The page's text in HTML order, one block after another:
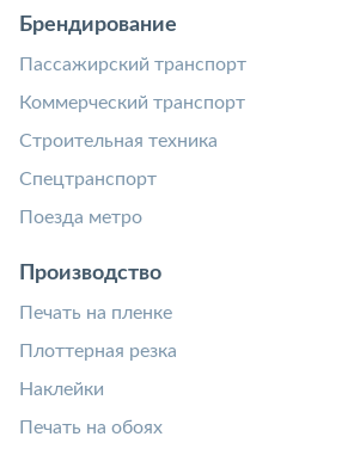
Брендирование
Пассажирский транспорт
Коммерческий транспорт
Строительная техника
Спецтранспорт
Поезда метро
Производство
Печать на пленке
Плоттерная резка
Наклейки
Печать на обоях